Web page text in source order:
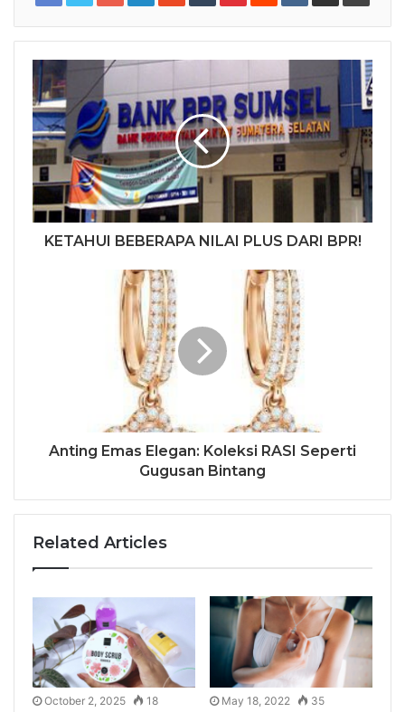
KETAHUI BEBERAPA NILAI PLUS DARI BPR!
Anting Emas Elegan: Koleksi RASI Seperti
Gugusan Bintang
Related Articles
October 2, 2025 18 May 18, 2022 35